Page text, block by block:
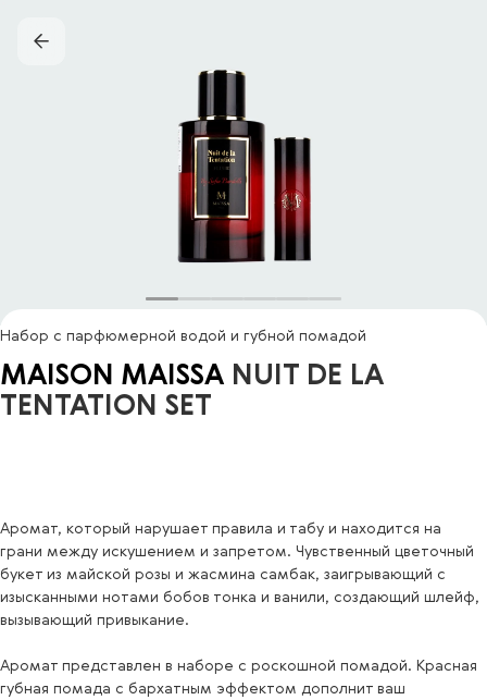
Набор с парфюмерной водой и губной помадой
MAISON MAISSA NUIT DE LA
TENTATION SET
Аромат, который нарушает правила и табу и находится на
грани между искушением и запретом. Чувственный цветочный
букет из майской розы и жасмина самбак, заигрывающий с
изысканными нотами бобов тонка и ванили, создающий шлейф,
вызывающий привыкание.
Аромат представлен в наборе с роскошной помадой. Красная
губная помада с бархатным эффектом дополнит ваш